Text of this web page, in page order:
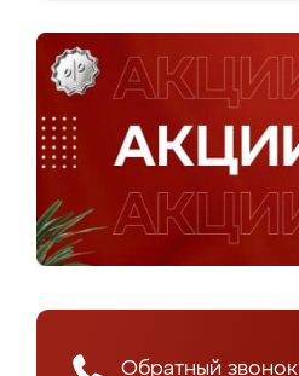
Обратный звонок